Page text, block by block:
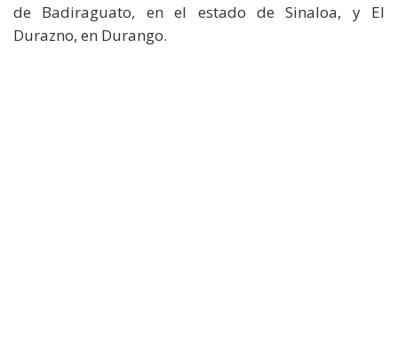
de Badiraguato, en el estado de Sinaloa, y El
Durazno, en Durango.